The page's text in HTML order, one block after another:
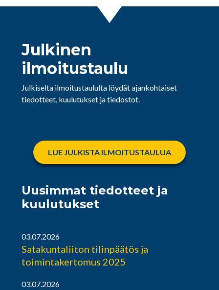
Julkinen
ilmoitustaulu
Julkiselta ilmoitustaululta löydät ajankohtaiset
tiedotteet, kuulutukset ja tiedostot.
LUE JULKISTA ILMOITUSTAULUA
Uusimmat tiedotteet ja
kuulutukset
03.07.2026
Satakuntaliiton tilinpäätös ja
toimintakertomus 2025
03.07.2026